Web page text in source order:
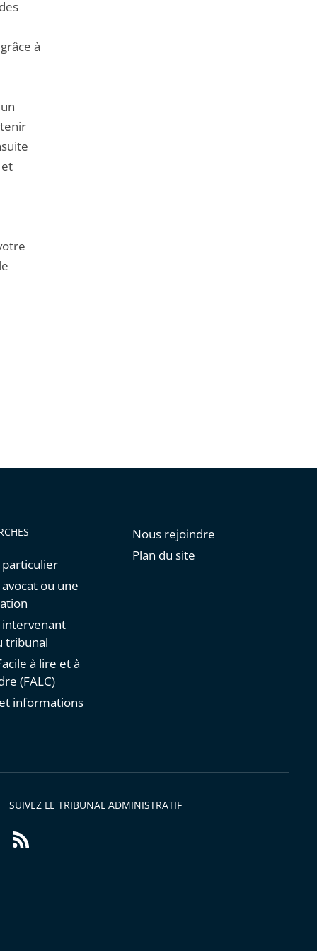
à
particulier
avocat ou une
intervenant
tribunal
à lire et à
(FALC)
informations
Nous rejoindre
Plan du site
SUIVEZ LE TRIBUNAL ADMINISTRATIF
Flux
RSS